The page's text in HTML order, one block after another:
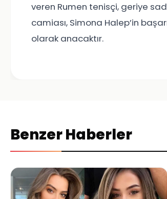
veren Rumen tenisçi, geriye
camiası, Simona Halep’in
olarak anacaktır.
Benzer Haberler